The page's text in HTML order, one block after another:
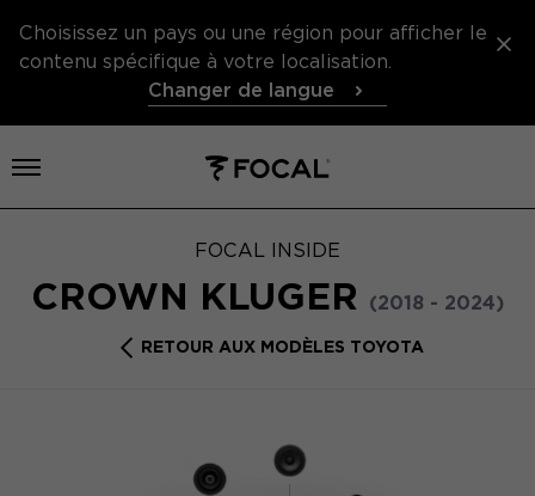
Choisissez un pays ou une région pour afficher le
contenu spécifique à votre localisation.
Changer de langue
Ouvrir le menu
FOCAL INSIDE
CROWN KLUGER (2018 - 2024)
RETOUR AUX MODÈLES TOYOTA